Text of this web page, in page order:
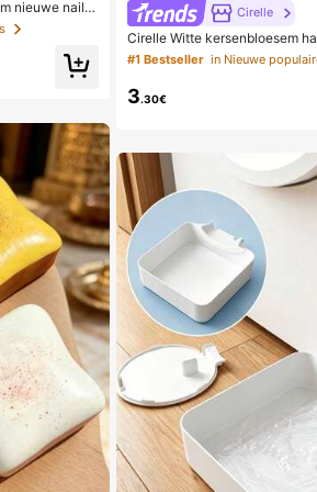
nieuwe nail a
basis, wolkwi
crèmekle
dekkin
Set bevat 1 z
Cirelle
Cirelle Witte kersenbloesem
folieprint, geschikt voor
#1 Bestseller
3.30€